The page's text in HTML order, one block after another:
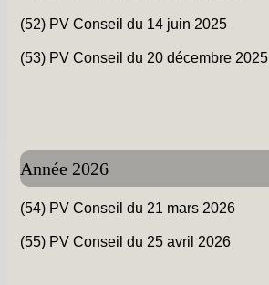
(52) PV Conseil du 14 juin 2025
(53) PV Conseil du 20 décembre 2025
Année 2026
(54) PV Conseil du 21 mars 2026
(55) PV Conseil du 25 avril 2026